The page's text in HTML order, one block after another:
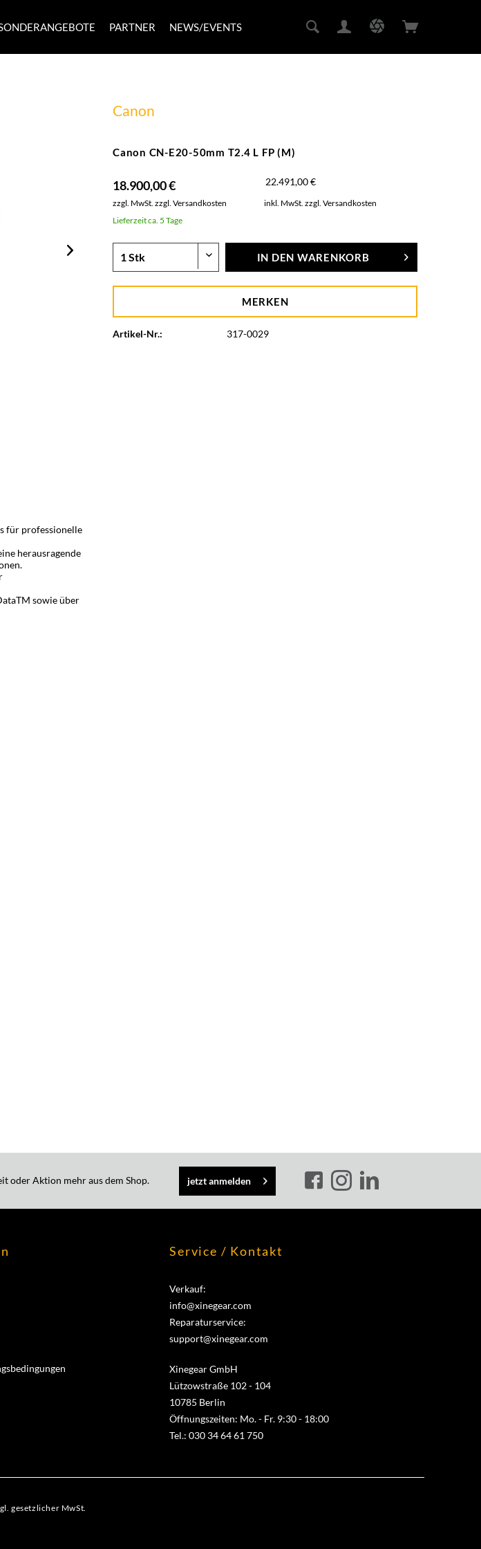
PARTNER NEWS/EVENTS
Canon
Canon CN-E20-50mm T2.4 L FP (M)
18.900,00 € 22.491,00 €
zzgl. MwSt.zzgl. Versandkosten inkl. MwSt.zzgl. Versandkosten
Lieferzeit ca. 5 Tage
IN DEN WARENKORB
MERKEN
Artikel-Nr.: 317-0029
für professionelle
herausragende
sowie über
oder Aktion mehr aus dem Shop. jetzt anmelden
Service / Kontakt
Verkauf:
info@xinegear.com
Reparaturservice:
support@xinegear.com
Xinegear GmbH
Lützowstraße 102 - 104
10785 Berlin
Öffnungszeiten: Mo. - Fr. 9:30 - 18:00
Tel.: 030 34 64 61 750
gesetzlicher MwSt.